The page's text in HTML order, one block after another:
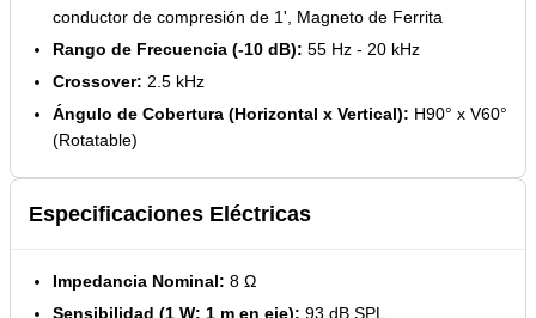
conductor de compresión de 1', Magneto de Ferrita
Rango de Frecuencia (-10 dB): 55 Hz - 20 kHz
Crossover: 2.5 kHz
Ángulo de Cobertura (Horizontal x Vertical): H90° x V60°
(Rotatable)
Especificaciones Eléctricas
Impedancia Nominal: 8 Ω
Sensibilidad (1 W; 1 m en eje): 93 dB SPL